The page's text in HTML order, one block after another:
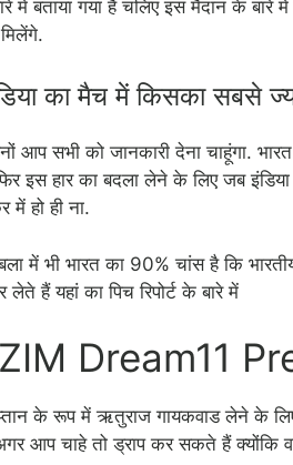
में बताया गया है चलिए इस मैदान के
का मैच में किसका सबसे
आप सभी को जानकारी देना चाहूंगा.
फिर इस हार का बदला लेने के लिए जब
में हो ही ना.
में भी भारत का 90% चांस है कि
हैं यहां का पिच रिपोर्ट के बारे में
Dream11
के रूप में ऋतुराज गायकवाड लेने के
आप चाहे तो ड्राप कर सकते हैं क्योंकि